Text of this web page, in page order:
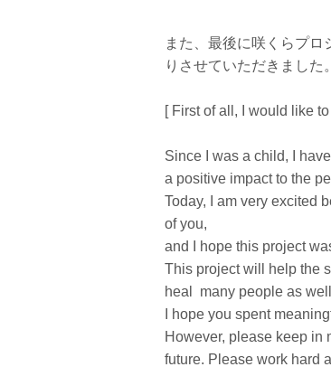
また、最後に咲くらプ
りさせていただきました。
[ First of all, I would like
Since I was a child, I
a positive impact to the
Today, I am very excited
of you,
and I hope this project
This project will help the
heal many people as
I hope you spent
However, please keep in
future. Please work hard